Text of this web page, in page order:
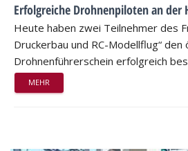
Erfolgreiche Drohnenpiloten an der
Heute haben zwei Teilnehmer des
Druckerbau und RC-Modellflug“
Drohnenführerschein erfolgreich
MEHR